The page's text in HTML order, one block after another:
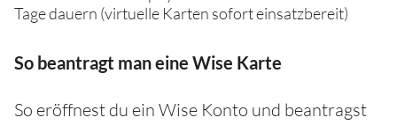
Tage dauern (virtuelle Karten sofort einsatzbereit)
So beantragt man eine Wise Karte
So eröffnest du ein Wise Konto und beantragst